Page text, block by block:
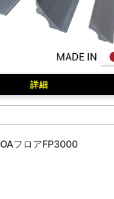
詳細
OAフロアFP3000